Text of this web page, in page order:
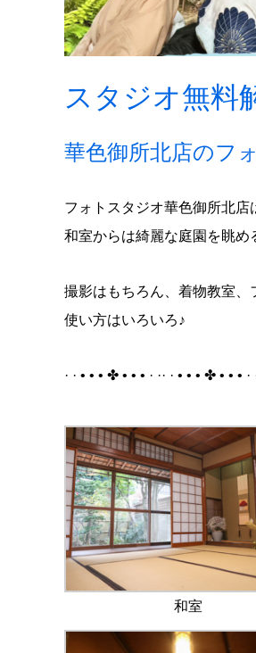
スタジオ無料
華色御所北店のフ
フォトスタジオ華色御所北店
和室からは綺麗な庭園を眺め
撮影はもちろん、着物教室
使い方はいろいろ♪
· · • • • ✤ • • • · ·· · • • • ✤ • • • ·
和室